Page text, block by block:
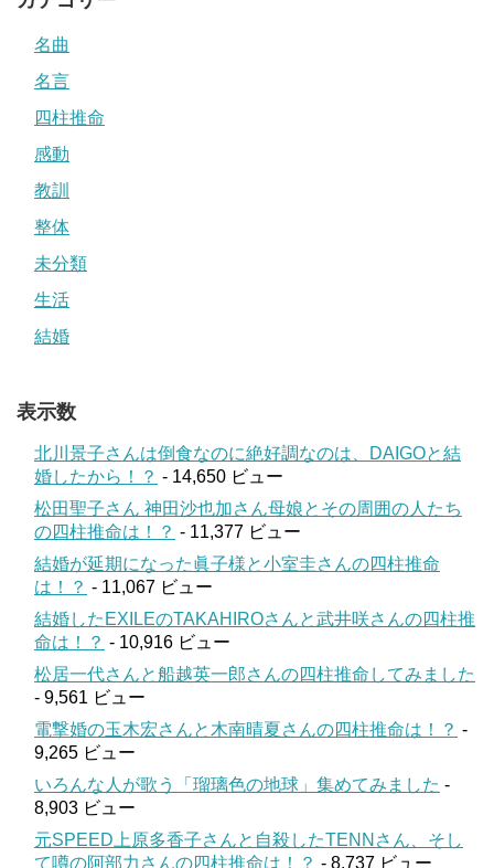
名曲
名言
四柱推命
感動
教訓
整体
未分類
生活
結婚
表示数
北川景子さんは倒食なのに絶好調なのは、DAIGOと結
婚したから！？ - 14,650 ビュー
松田聖子さん 神田沙也加さん母娘とその周囲の人たち
の四柱推命は！？ - 11,377 ビュー
結婚が延期になった眞子様と小室圭さんの四柱推命
は！？ - 11,067 ビュー
結婚したEXILEのTAKAHIROさんと武井咲さんの四柱推
命は！？ - 10,916 ビュー
松居一代さんと船越英一郎さんの四柱推命してみました
- 9,561 ビュー
電撃婚の玉木宏さんと木南晴夏さんの四柱推命は！？ -
9,265 ビュー
いろんな人が歌う「瑠璃色の地球」集めてみました -
8,903 ビュー
元SPEED上原多香子さんと自殺したTENNさん、そし
て噂の阿部力さんの四柱推命は！？ - 8,737 ビュー